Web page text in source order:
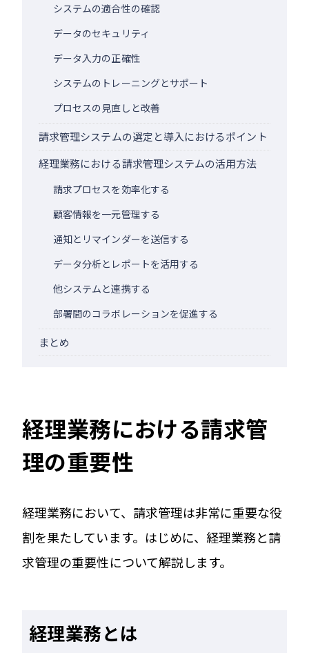
システムの適合性の確認
データのセキュリティ
データ入力の正確性
システムのトレーニングとサポート
プロセスの見直しと改善
請求管理システムの選定と導入におけるポイント
経理業務における請求管理システムの活用方法
請求プロセスを効率化する
顧客情報を一元管理する
通知とリマインダーを送信する
データ分析とレポートを活用する
他システムと連携する
部署間のコラボレーションを促進する
まとめ
経理業務における請求管
理の重要性
経理業務において、請求管理は非常に重要な役
割を果たしています。はじめに、経理業務と請
求管理の重要性について解説します。
経理業務とは